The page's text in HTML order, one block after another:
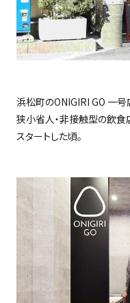
浜松町のONIGIRI GO 一号
狭小省人・非接触型の飲食
スタートした頃。